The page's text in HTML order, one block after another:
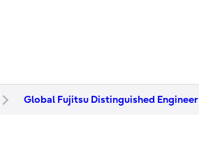
Global Fujitsu Distinguished Engineer